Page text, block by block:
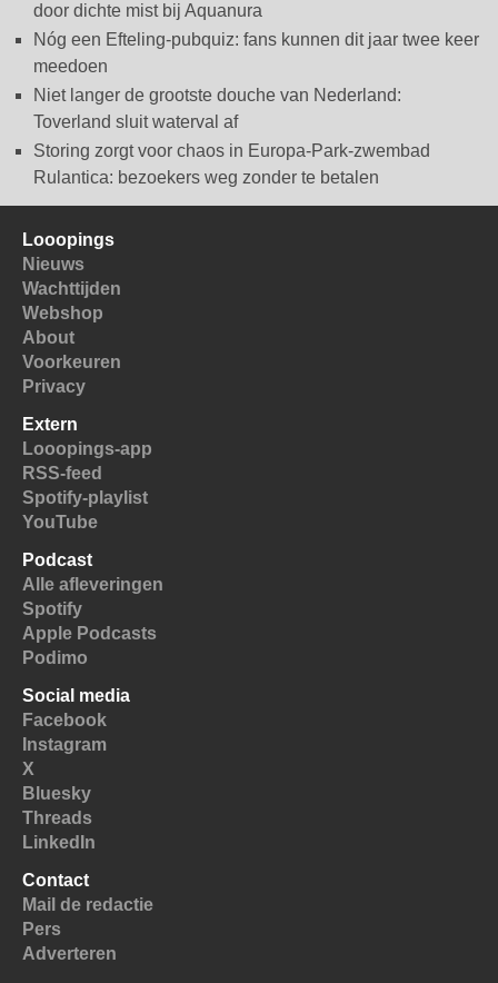
door dichte mist bij Aquanura
Nóg een Efteling-pubquiz: fans kunnen dit jaar twee keer
meedoen
Niet langer de grootste douche van Nederland:
Toverland sluit waterval af
Storing zorgt voor chaos in Europa-Park-zwembad
Rulantica: bezoekers weg zonder te betalen
Looopings
Nieuws
Wachttijden
Webshop
About
Voorkeuren
Privacy
Extern
Looopings-app
RSS-feed
Spotify-playlist
YouTube
Podcast
Alle afleveringen
Spotify
Apple Podcasts
Podimo
Social media
Facebook
Instagram
X
Bluesky
Threads
LinkedIn
Contact
Mail de redactie
Pers
Adverteren